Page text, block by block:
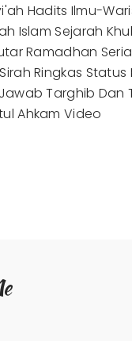
Hadits Ilmu-
Islam Sejarah
Ramadhan
Sirah Ringkas Status
Targhib Dan
Ahkam Video